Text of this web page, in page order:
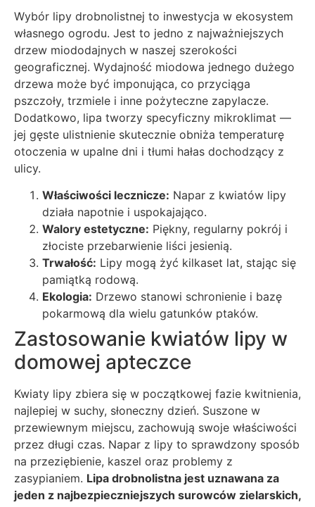
Wybór lipy drobnolistnej to inwestycja w ekosystem
własnego ogrodu. Jest to jedno z najważniejszych
drzew miododajnych w naszej szerokości
geograficznej. Wydajność miodowa jednego dużego
drzewa może być imponująca, co przyciąga
pszczoły, trzmiele i inne pożyteczne zapylacze.
Dodatkowo, lipa tworzy specyficzny mikroklimat —
jej gęste ulistnienie skutecznie obniża temperaturę
otoczenia w upalne dni i tłumi hałas dochodzący z
ulicy.
Właściwości lecznicze: Napar z kwiatów lipy
działa napotnie i uspokajająco.
Walory estetyczne: Piękny, regularny pokrój i
złociste przebarwienie liści jesienią.
Trwałość: Lipy mogą żyć kilkaset lat, stając się
pamiątką rodową.
Ekologia: Drzewo stanowi schronienie i bazę
pokarmową dla wielu gatunków ptaków.
Zastosowanie kwiatów lipy w
domowej apteczce
Kwiaty lipy zbiera się w początkowej fazie kwitnienia,
najlepiej w suchy, słoneczny dzień. Suszone w
przewiewnym miejscu, zachowują swoje właściwości
przez długi czas. Napar z lipy to sprawdzony sposób
na przeziębienie, kaszel oraz problemy z
zasypianiem. Lipa drobnolistna jest uznawana za
jeden z najbezpieczniejszych surowców zielarskich,